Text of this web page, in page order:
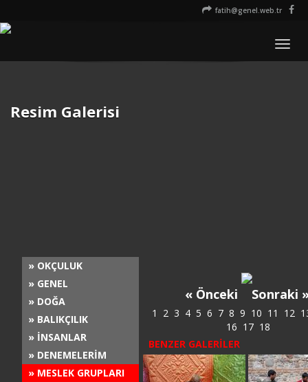
fatih@genel.web.tr
Resim Galerisi
» OKÇULUK
» GENEL
» DOĞA
» BALIKÇILIK
» İNSANLAR
» DENEMELERİM
» MESLEK GRUPLARI
« Önceki Sonraki
1 2 3 4 5 6 7 8 9 10 11 12
16 17 18
BENZER GALERİLER